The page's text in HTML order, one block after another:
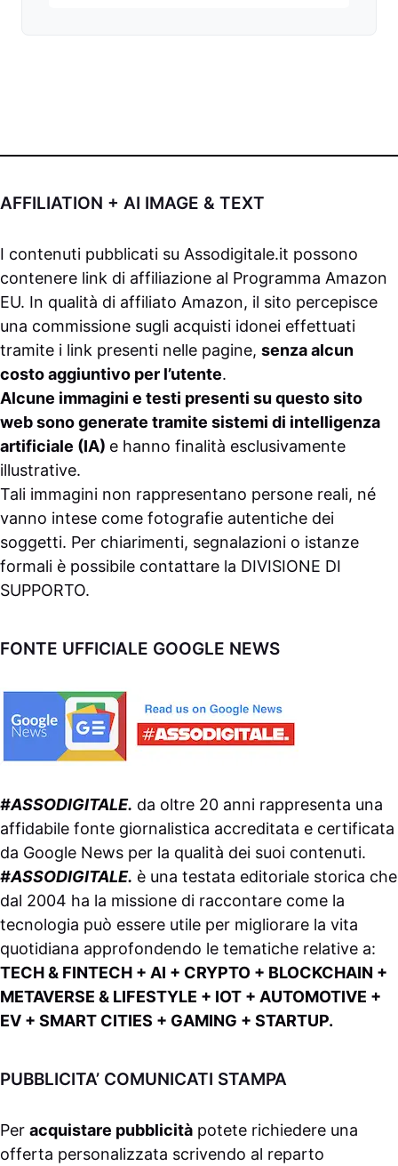
AFFILIATION + AI IMAGE & TEXT
I contenuti pubblicati su Assodigitale.it possono
contenere link di affiliazione al Programma Amazon
EU. In qualità di affiliato Amazon, il sito percepisce
una commissione sugli acquisti idonei effettuati
tramite i link presenti nelle pagine, senza alcun
costo aggiuntivo per l’utente.
Alcune immagini e testi presenti su questo sito
web sono generate tramite sistemi di intelligenza
artificiale (IA) e hanno finalità esclusivamente
illustrative.
Tali immagini non rappresentano persone reali, né
vanno intese come fotografie autentiche dei
soggetti. Per chiarimenti, segnalazioni o istanze
formali è possibile contattare la DIVISIONE DI
SUPPORTO.
FONTE UFFICIALE GOOGLE NEWS
#ASSODIGITALE. da oltre 20 anni rappresenta una
affidabile fonte giornalistica accreditata e certificata
da Google News per la qualità dei suoi contenuti.
#ASSODIGITALE. è una testata editoriale storica che
dal 2004 ha la missione di raccontare come la
tecnologia può essere utile per migliorare la vita
quotidiana approfondendo le tematiche relative a:
TECH & FINTECH + AI + CRYPTO + BLOCKCHAIN +
METAVERSE & LIFESTYLE + IOT + AUTOMOTIVE +
EV + SMART CITIES + GAMING + STARTUP.
PUBBLICITA’ COMUNICATI STAMPA
Per acquistare pubblicità potete richiedere una
offerta personalizzata scrivendo al reparto